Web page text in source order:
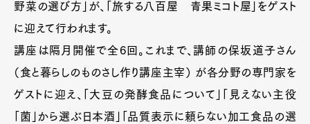
野菜の選び方」が、「旅する八百屋 青果ミコト屋」をゲスト
に迎えて行われます。
講座は隔月開催で全6回。これまで、講師の保坂道子さん
（食と暮らしのものさし作り講座主宰） が各分野の専門家を
ゲストに迎え、「大豆の発酵食品について」「見えない主役
「菌」から選ぶ日本酒」「品質表示に頼らない加工食品の選